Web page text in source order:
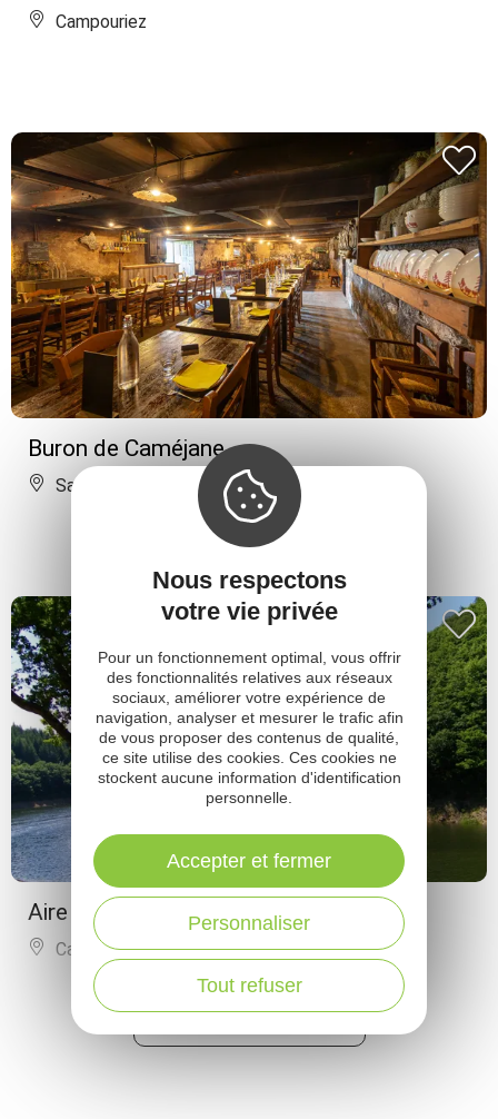
Campouriez
Buron de Caméjane
Saint-Chély-d'Aubrac
Aire de pique-nique de Brieu
Cantoin
PLUS DE RÉSULTATS
Nous respectons
votre vie privée
Pour un fonctionnement optimal, vous offrir
des fonctionnalités relatives aux réseaux
sociaux, améliorer votre expérience de
navigation, analyser et mesurer le trafic afin
de vous proposer des contenus de qualité,
ce site utilise des cookies. Ces cookies ne
stockent aucune information d'identification
personnelle.
Tout refuser
Personnaliser
Accepter et fermer